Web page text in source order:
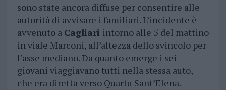
sono state ancora diffuse per consentire alle
autorità di avvisare i familiari. L’incidente è
avvenuto a Cagliari intorno alle 5 del mattino
in viale Marconi, all’altezza dello svincolo per
l’asse mediano. Da quanto emerge i sei
giovani viaggiavano tutti nella stessa auto,
che era diretta verso Quartu Sant’Elena.